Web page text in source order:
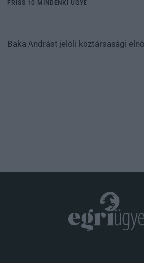
FRISS 10 MINDENKI ÜGYE
Baka Andrást jelöli köztársasági